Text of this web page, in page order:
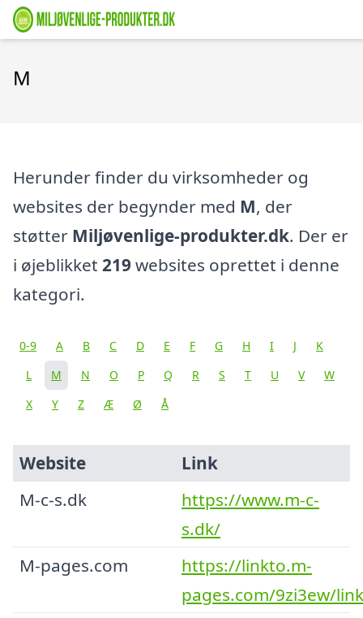
M
Herunder finder du virksomheder og
websites der begynder med M, der
støtter Miljøvenlige-produkter.dk. Der er
i øjeblikket 219websites oprettet i denne
kategori.
0-9 A B C D E F G H I J
K
L
M N O P Q R S T U V
W
X
Y Z Æ Ø Å
Website
Link
M-c-s.dk
https://www.m-c-
s.dk/
M-pages.com
https://linkto.m-
pages.com/9zi3ew/